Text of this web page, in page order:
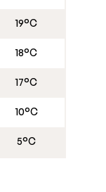
19°C
18°C
17°C
10°C
5°C